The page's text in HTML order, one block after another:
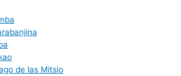
de las Mitsio